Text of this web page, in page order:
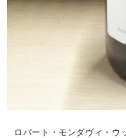
ロバート・モンダヴィ・